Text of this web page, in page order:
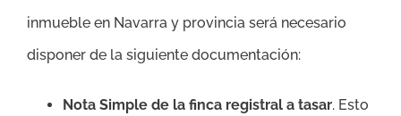
inmueble en Navarra y provincia será necesario
disponer de la siguiente documentación:
Nota Simple de la finca registral a tasar. Esto